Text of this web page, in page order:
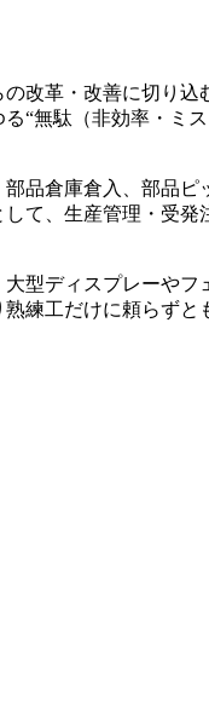
改革・改善に切り
“無駄（非効率・ミ
品倉庫倉入、部品
、生産管理・受発
型ディスプレーや
練工だけに頼らず